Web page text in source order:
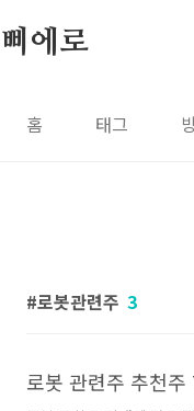
삐에로
홈 태그
로봇관련주 3